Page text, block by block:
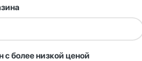
с более низкой ценой